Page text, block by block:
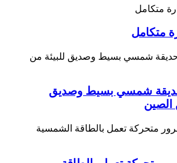
متكامل
شمسي بسيط وصديق
الصين